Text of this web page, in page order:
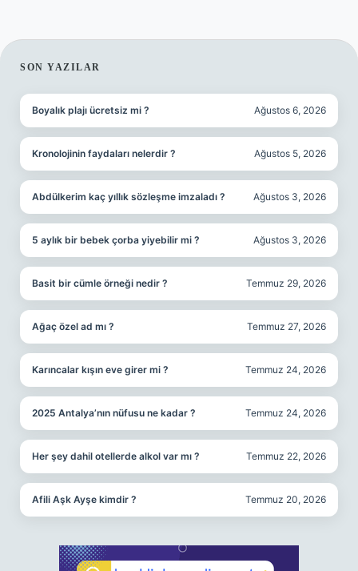
SIDEBAR
SON YAZILAR
Boyalık plajı ücretsiz mi ? Ağustos 6, 2026
Kronolojinin faydaları nelerdir ? Ağustos 5, 2026
Abdülkerim kaç yıllık sözleşme imzaladı ? Ağustos 3, 2026
5 aylık bir bebek çorba yiyebilir mi ? Ağustos 3, 2026
Basit bir cümle örneği nedir ? Temmuz 29, 2026
Ağaç özel ad mı ? Temmuz 27, 2026
Karıncalar kışın eve girer mi ? Temmuz 24, 2026
2025 Antalya’nın nüfusu ne kadar ? Temmuz 24, 2026
Her şey dahil otellerde alkol var mı ? Temmuz 22, 2026
Afili Aşk Ayşe kimdir ? Temmuz 20, 2026